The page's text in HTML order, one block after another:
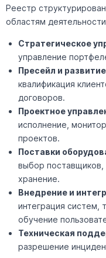
Реестр
областям
Стратегическое
управление
Пресейл и
квалификация
договоров.
Проектное
исполнение,
проектов.
Поставки
выбор поставщиков,
хранение.
Внедрение и
интеграция систем,
обучение
Техническая
разрешение